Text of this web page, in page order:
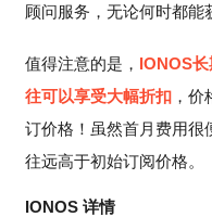
顾问服务，无论何时都能
值得注意的是， IONOS长
往可以享受大幅折扣 ，价
订价格！虽然首月费用很
往远高于初始订阅价格。
IONOS 详情